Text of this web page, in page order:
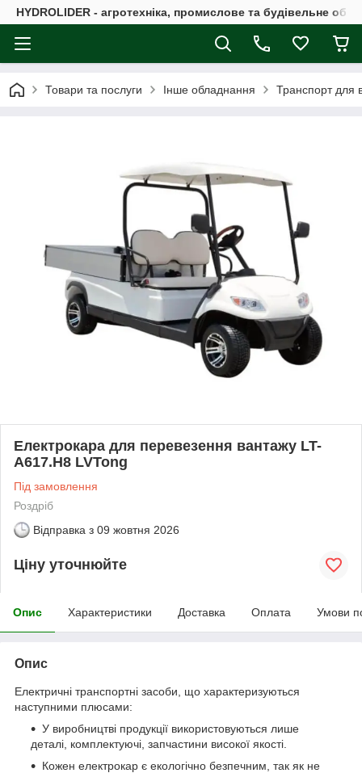
HYDROLIDER - агротехніка, промислове та будівельне
Товари та послуги Інше обладнання Транспорт для
Електрокара для перевезення вантажу LT-
A617.H8 LVTong
Під замовлення
Роздріб
Відправка з 09 жовтня 2026
Ціну уточнюйте
Опис Характеристики Доставка Оплата Умови
Опис
Електричні транспортні засоби, що характеризуються
наступними плюсами:
У виробництві продукції використовуються лише
деталі, комплектуючі, запчастини високої якості.
Кожен електрокар є екологічно безпечним, так як не